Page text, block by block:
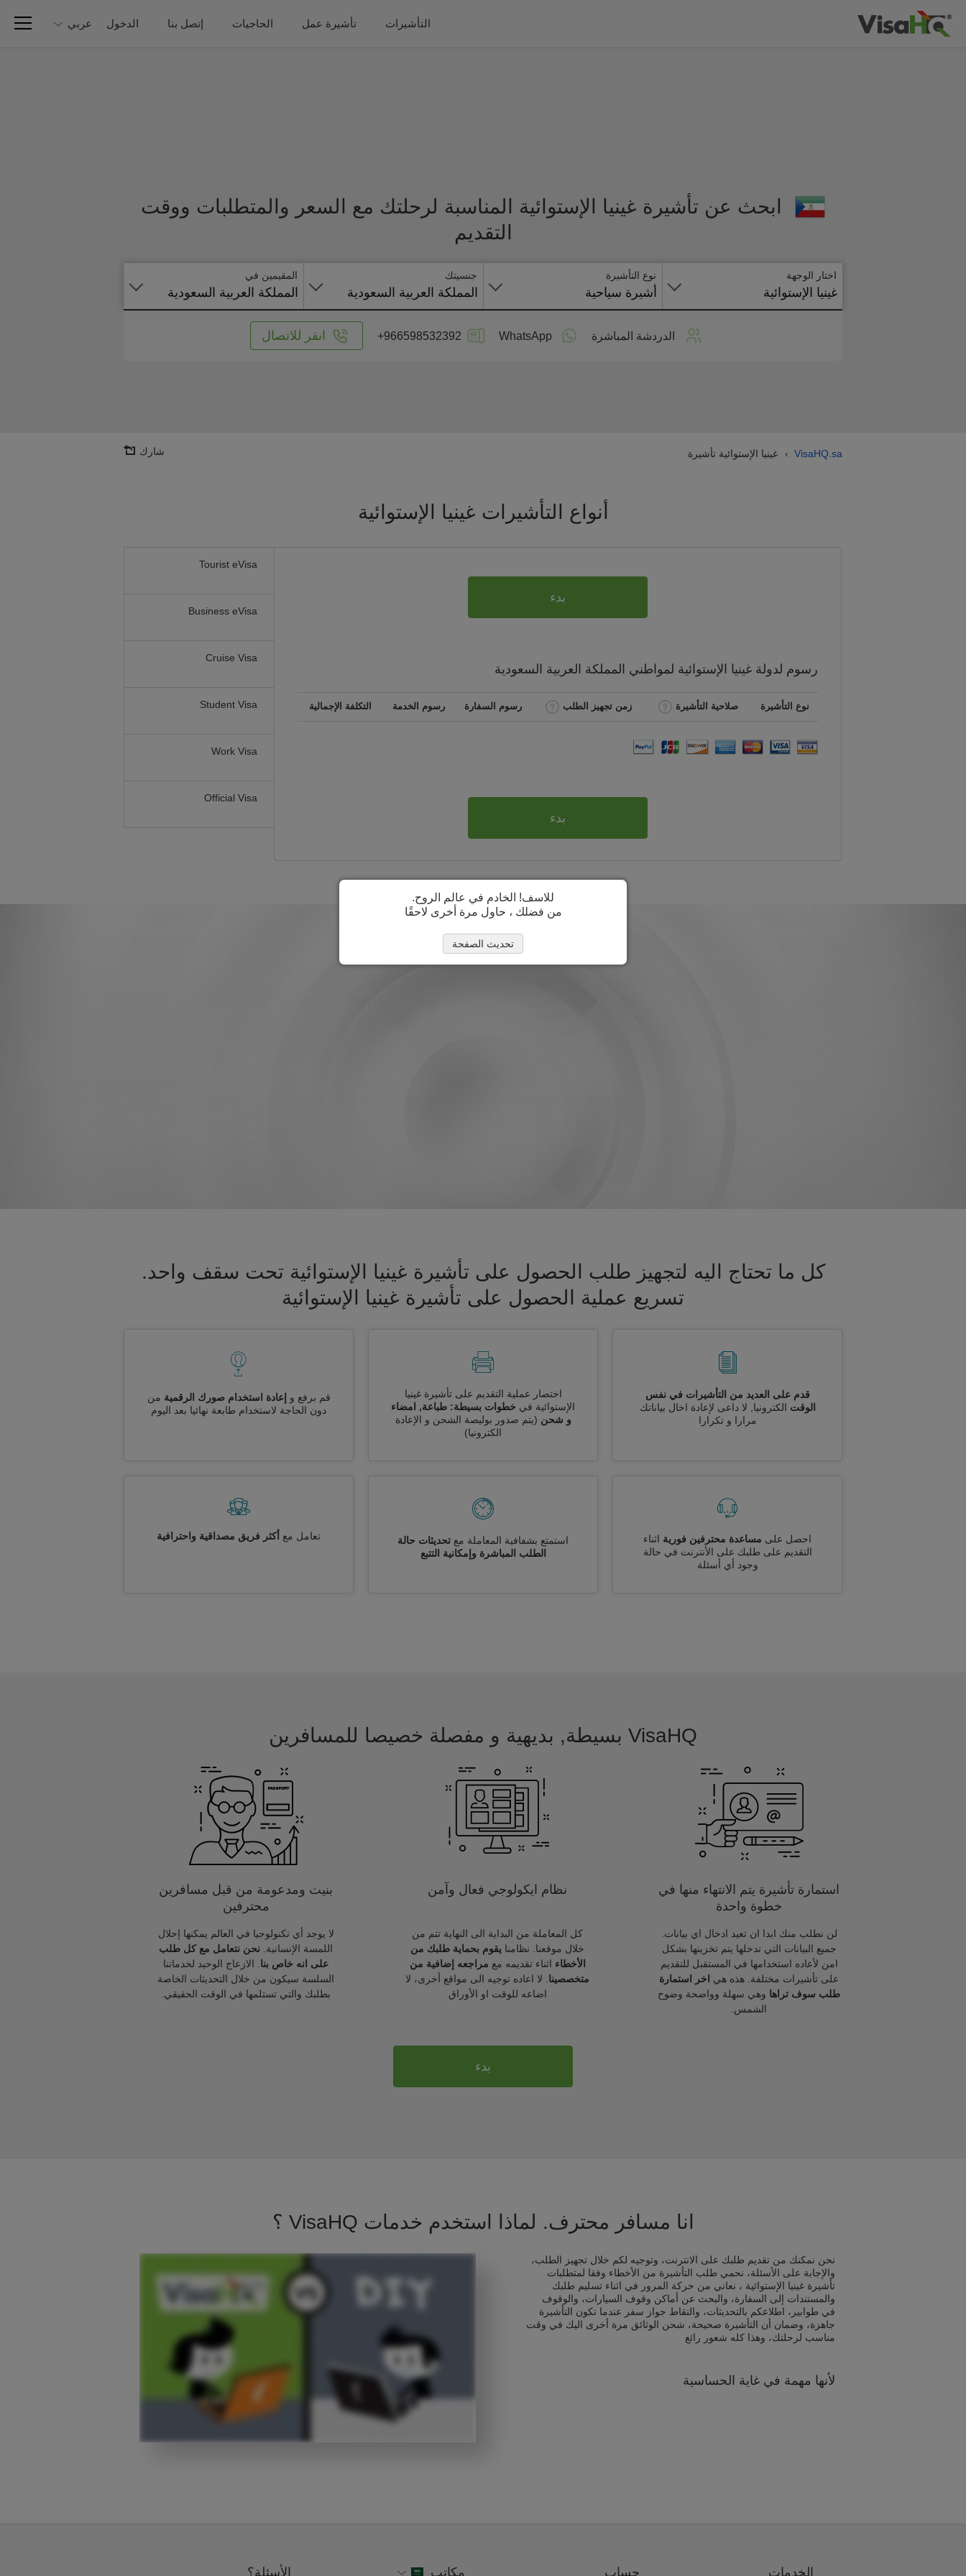
التأشيرات تأشيرة عمل الحاجيات إتصل بنا الدخول عربي
ابحث عن تأشيرة غينيا الإستوائية المناسبة لرحلتك مع السعر والمتطلبات ووقت
التقديم
اختار الوجهة
غينيا الإستوائية
نوع التأشيرة
أشيرة سياحية
جنسيتك
المملكة العربية السعودية
المقيمين في
المملكة العربية السعودية
الدردشة المباشرة WhatsApp
+966598532392 انقر للاتصال
VisaHQ.sa
› غينيا الإستوائية تأشيرة شارك
أنواع التأشيرات غينيا الإستوائية
Tourist eVisa
Business eVisa
Cruise Visa
Student Visa
Work Visa
Official Visa
بدء
رسوم لدولة غينيا الإستوائية لمواطني المملكة العربية السعودية
نوع التأشيرة صلاحية التأشيرة زمن تجهيز الطلب رسوم السفارة رسوم الخدمة التكلفة الإجمالية
بدء
كل ما تحتاج اليه لتجهيز طلب الحصول على تأشيرة غينيا الإستوائية تحت سقف واحد.
تسريع عملية الحصول على تأشيرة غينيا الإستوائية
قدم على العديد من التأشيرات في نفس
الوقت الكترونيا, لا داعى لإعادة اخال بياناتك
مرارا و تكرارا
اختصار عملية التقديم على تأشيرة غينيا
الإستوائية في خطوات بسيطة: طباعة, امضاء
و شحن (يتم صدور بوليصة الشحن و الإعادة
الكترونيا)
قم برفع و إعادة استخدام صورك الرقمية من
دون الحاجة لاستخدام طابعة نهائيا بعد اليوم
احصل على مساعدة محترفين فورية اثناء
التقديم على طلبك على الأنترنت في حالة
وجود أي أسئلة
استمتع بشفافية المعاملة مع تحديثات حالة
الطلب المباشرة وإمكانية التتبع
تعامل مع أكثر فريق مصداقية واحترافية
VisaHQ بسيطة, بديهية و مفصلة خصيصا للمسافرين
استمارة تأشيرة يتم الانتهاء منها في
خطوة واحدة
لن نطلب منك ابدا ان تعيد ادخال اي بيانات.
جميع البيانات التي تدخلها يتم تخزينها بشكل
امن لأعاده استخدامها في المستقبل للتقديم
على تأشيرات مختلفة. هذه هي
اخر استمارة
طلب سوف تراها وهي سهلة وواضحة وضوح
الشمس.
نظام ايكولوجي فعال وآمن
كل المعاملة من البداية الى النهاية تتم من
خلال موقعنا. نظامنا يقوم بحماية طلبك من
الأخطاء اثناء تقديمه مع مراجعه إضافية من
متخصصينا . لا اعاده توجيه الى مواقع أخرى، لا
اضاعه للوقت او الأوراق
بنيت ومدعومة من قبل مسافرين
محترفين
لا يوجد أي تكنولوجيا في العالم يمكنها إحلال
اللمسة الإنسانية. نحن نتعامل مع كل طلب
على انه خاص بنا . الازعاج الوحيد لخدماتنا
السلسة سيكون من خلال التحديثات الخاصة
بطلبك والتي تستلمها في الوقت الحقيقي.
بدء
انا مسافر محترف. لماذا استخدم خدمات VisaHQ ؟
نحن نمكنك من تقديم طلبك على الانترنت، وتوجيه لكم خلال تجهيز الطلب،
والإجابة على الأسئلة، نحمي طلب التأشيرة من الأخطاء وفقا لمتطلبات
تأشيرة غينيا الإستوائية ، نعاني من حركة المرور في اثناء تسليم طلبك
والمستندات إلى السفارة، والبحث عن أماكن وقوف السيارات، والوقوف
في طوابير، اطلاعكم بالتحديثات، والتقاط جواز سفر عندما تكون التأشيرة
جاهزة، وضمان أن التأشيرة صحيحة، شحن الوثائق مرة أخرى اليك في وقت
مناسب لرحلتك، وهذا كله شعور رائع
لأنها مهمة في غاية الحساسية
للاسف! الخادم في عالم الروح.
من فضلك ، حاول مرة أخرى لاحقًا
تحديث الصفحة
الخدمات حساب مكاتب الأسئلة؟